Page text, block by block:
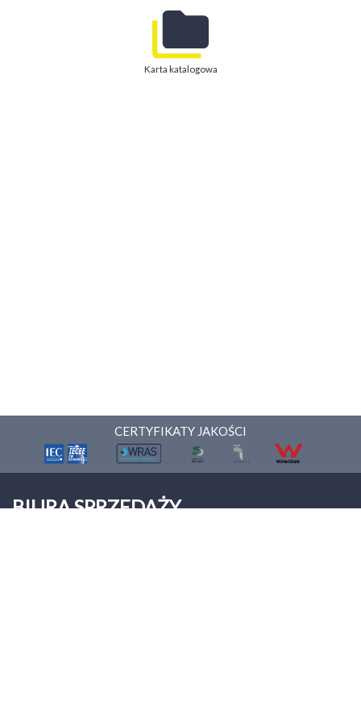
Karta katalogowa
CERTYFIKATY JAKOŚCI
BIURA SPRZEDAŻY